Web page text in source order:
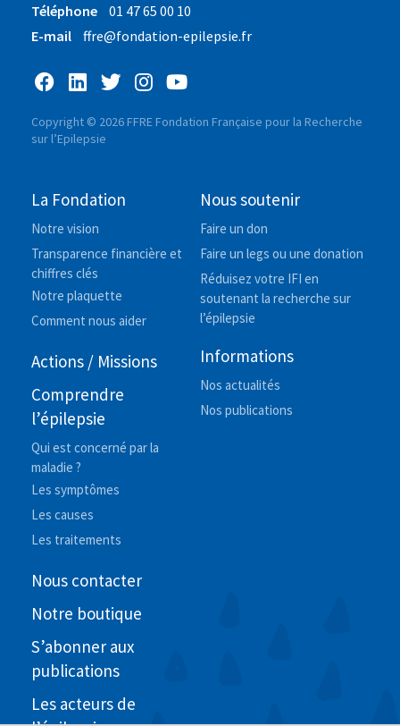
Téléphone
01 47 65 00 10
E-mail
ffre@fondation-epilepsie.fr
Copyright © 2026 FFRE Fondation Française pour la Recherche
sur l’Epilepsie
La Fondation
Notre vision
Transparence financière et
chiffres clés
Notre plaquette
Comment nous aider
Actions / Missions
Comprendre
l’épilepsie
Qui est concerné par la
maladie ?
Les symptômes
Les causes
Les traitements
Nous soutenir
Faire un don
Faire un legs ou une donation
Réduisez votre IFI en
soutenant la recherche sur
l’épilepsie
Informations
Nos actualités
Nos publications
Nous contacter
Notre boutique
S’abonner aux
publications
Les acteurs de